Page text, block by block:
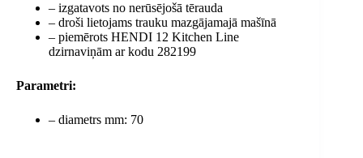
– izgatavots no nerūsējošā tērauda
– droši lietojams trauku mazgājamajā mašīnā
– piemērots HENDI 12 Kitchen Line
dzirnaviņām ar kodu 282199
Parametri:
– diametrs mm: 70